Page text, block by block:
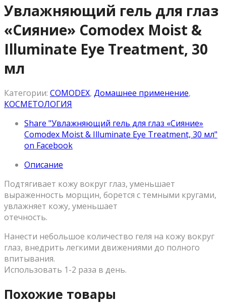
Увлажняющий гель для глаз
«Сияние» Comodex Moist &
Illuminate Eye Treatment, 30
мл
Категории: COMODEX, Домашнее применение,
КОСМЕТОЛОГИЯ
Share "Увлажняющий гель для глаз «Сияние»
Comodex Moist & Illuminate Eye Treatment, 30 мл"
on Facebook
Описание
Подтягивает кожу вокруг глаз, уменьшает
выраженность морщин, борется с темными кругами,
увлажняет кожу, уменьшает
отечность.
Нанести небольшое количество геля на кожу вокруг
глаз, внедрить легкими движениями до полного
впитывания.
Использовать 1-2 раза в день.
Похожие товары